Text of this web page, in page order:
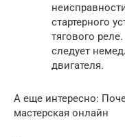
стартерного
тягового
следует
двигателя.
А еще интересно:
мастерская онлайн